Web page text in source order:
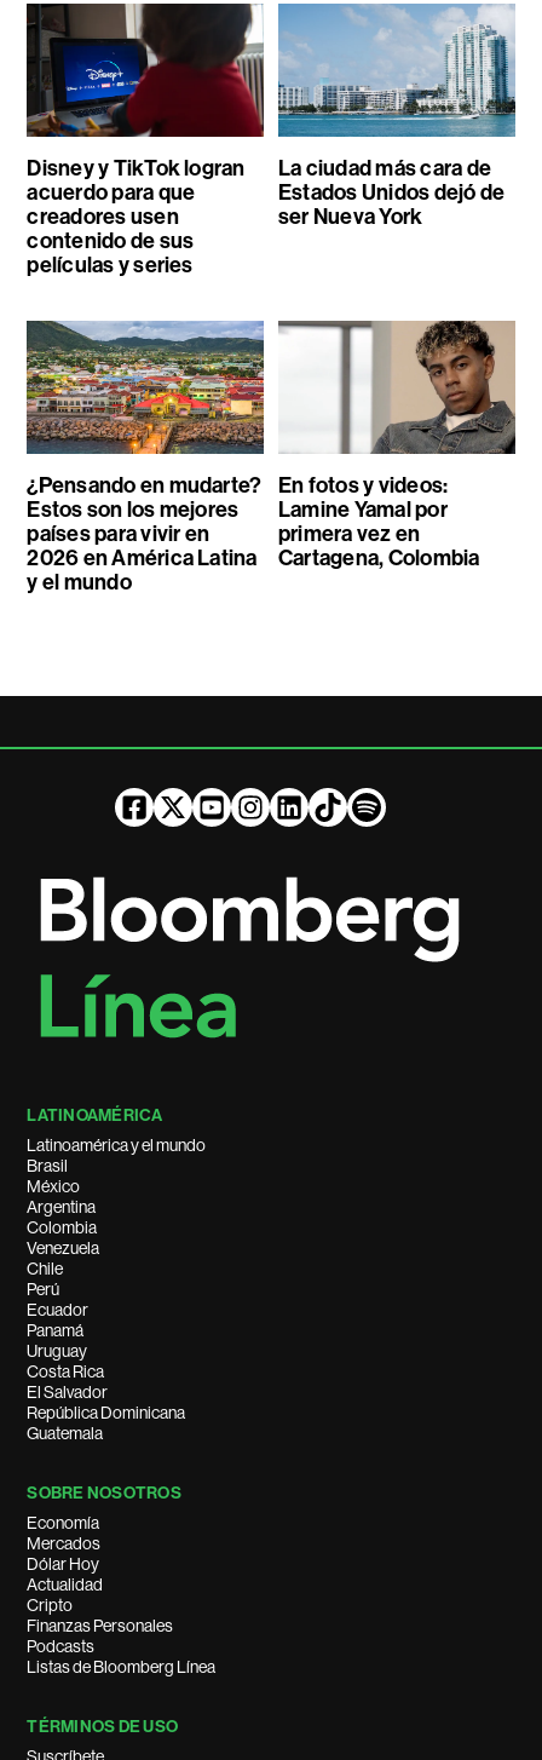
Disney y TikTok logran
acuerdo para que
creadores usen
contenido de sus
películas y series
La ciudad más cara de
Estados Unidos dejó de
ser Nueva York
¿Pensando en mudarte?
Estos son los mejores
países para vivir en
2026 en América Latina
y el mundo
En fotos y videos:
Lamine Yamal por
primera vez en
Cartagena, Colombia
LATINOAMÉRICA
Latinoamérica y el mundo
Brasil
México
Argentina
Colombia
Venezuela
Chile
Perú
Ecuador
Panamá
Uruguay
Costa Rica
El Salvador
República Dominicana
Guatemala
SOBRE NOSOTROS
Economía
Mercados
Dólar Hoy
Actualidad
Cripto
Finanzas Personales
Podcasts
Listas de Bloomberg Línea
TÉRMINOS DE USO